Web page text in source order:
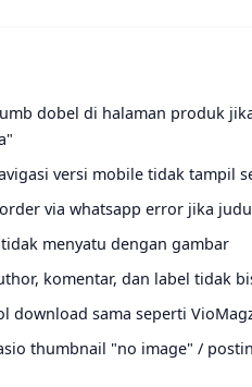
dobel di halaman produk
versi mobile tidak tampil
via whatsapp error jika
menyatu dengan gambar
komentar, dan label tidak
download sama seperti
thumbnail "no image" /